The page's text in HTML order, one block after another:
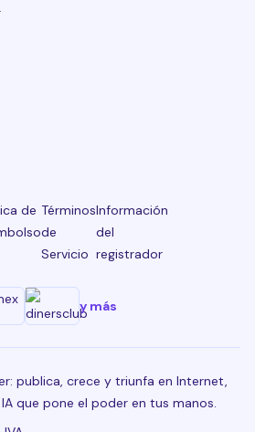
de Términos
de
Servicio
Información
del
registrador
y más
publica, crece y triunfa en Internet,
que pone el poder en tus manos.